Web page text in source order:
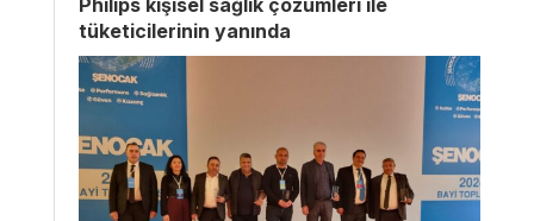
tüketicilerinin yanında